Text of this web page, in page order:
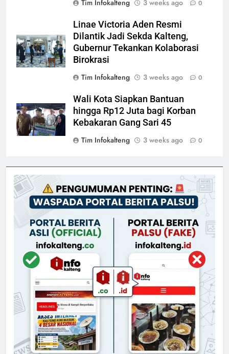
Tim Infokalteng
3 weeks ago 0
Linae Victoria Aden Resmi
Dilantik Jadi Sekda Kalteng,
Gubernur Tekankan Kolaborasi
Birokrasi
Tim Infokalteng
3 weeks ago 0
Wali Kota Siapkan Bantuan
hingga Rp12 Juta bagi Korban
Kebakaran Gang Sari 45
Tim Infokalteng
3 weeks ago 0